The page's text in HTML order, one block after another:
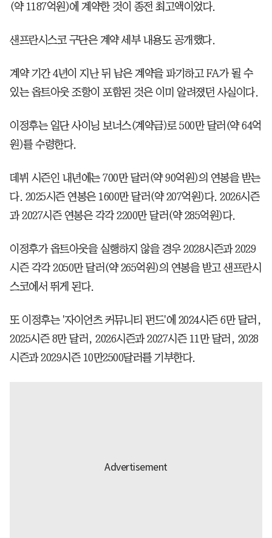
(약 1187억원)에 계약한 것이 종전 최고액이었다.
샌프란시스코 구단은 계약 세부 내용도 공개했다.
계약 기간 4년이 지난 뒤 남은 계약을 파기하고 FA가 될 수
있는 옵트아웃 조항이 포함된 것은 이미 알려졌던 사실이다.
이정후는 일단 사이닝 보너스(계약금)로 500만 달러(약 64억
원)를 수령한다.
데뷔 시즌인 내년에는 700만 달러(약 90억원)의 연봉을 받는
다. 2025시즌 연봉은 1600만 달러(약 207억원)다. 2026시즌
과 2027시즌 연봉은 각각 2200만 달러(약 285억원)다.
이정후가 옵트아웃을 실행하지 않을 경우 2028시즌과 2029
시즌 각각 2050만 달러(약 265억원)의 연봉을 받고 샌프란시
스코에서 뛰게 된다.
또 이정후는 '자이언츠 커뮤니티 펀드'에 2024시즌 6만 달러,
2025시즌 8만 달러, 2026시즌과 2027시즌 11만 달러, 2028
시즌과 2029시즌 10만2500달러를 기부한다.